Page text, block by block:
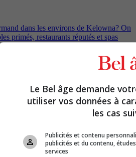
dans les environs de Kelowna? On
primés, restaurants réputés et spas
tout désigné pour explorer les
Lake Country, au cœur de la vallée de
des trésors gastronomiques
le guide!
sur la crème solaire
en santé? Limiter l’exposition au
la protection solaire, un allié
d’année, beau temps, mauvais
et conseils pratiques.
Le Bel âge demande
utiliser vos données à
les cas
Publicités et contenu
publicités et du contenu,
services